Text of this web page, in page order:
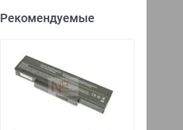
Рекомендуемые